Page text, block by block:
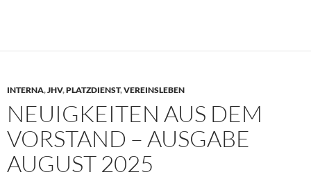
INTERNA,JHV,PLATZDIENST,VEREINSLEBEN
NEUIGKEITEN AUS DEM
VORSTAND – AUSGABE
AUGUST 2025